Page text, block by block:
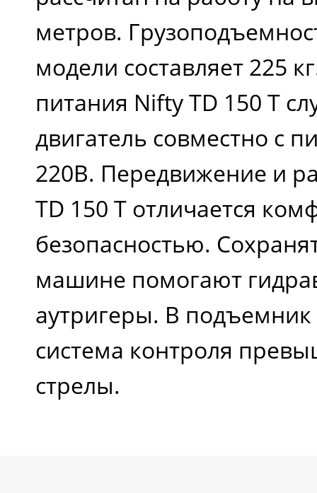
метров.
модели составляет 225
питания Nifty TD 150 T
двигатель совместно с
220В. Передвижение и
TD 150 T отличается
безопасностью.
машине помогают
аутригеры. В
система контроля
стрелы.